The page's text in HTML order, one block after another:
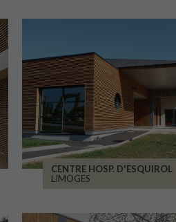
CENTRE HOSP. D'ESQUIROL
LIMOGES